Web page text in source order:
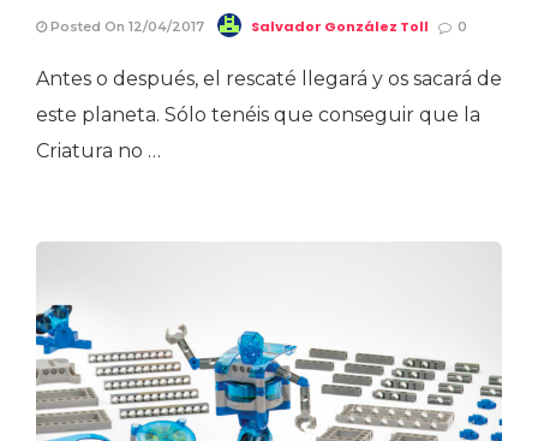
Posted On 12/04/2017 Salvador González Toll 0
Antes o después, el rescaté llegará y os sacará de
este planeta. Sólo tenéis que conseguir que la
Criatura no …